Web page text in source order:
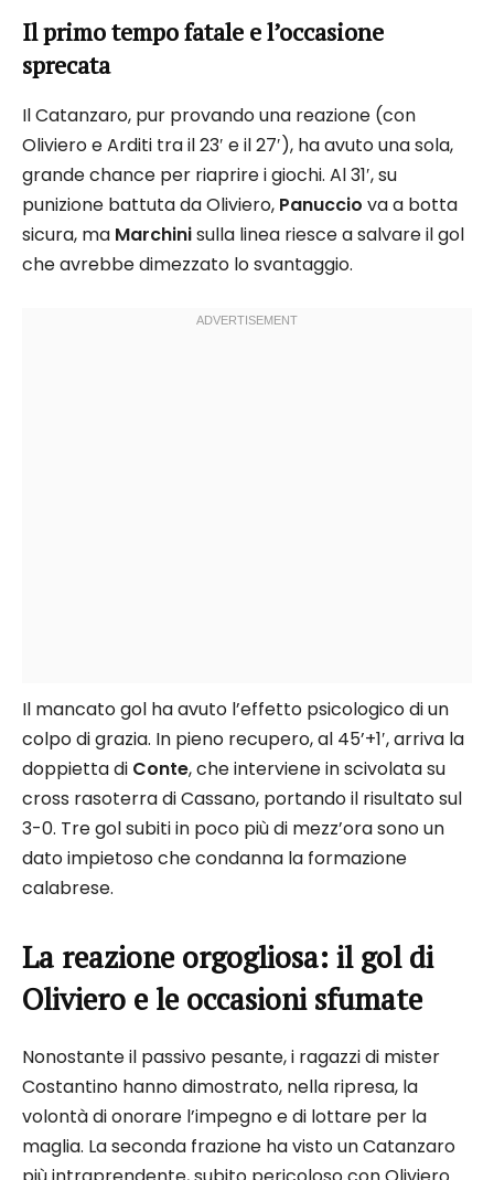
Il primo tempo fatale e l’occasione
sprecata
Il Catanzaro, pur provando una reazione (con
Oliviero e Arditi tra il 23′ e il 27′), ha avuto una sola,
grande chance per riaprire i giochi. Al 31′, su
punizione battuta da Oliviero, Panuccio va a botta
sicura, ma Marchinisulla linea riesce a salvare il gol
che avrebbe dimezzato lo svantaggio.
Il mancato gol ha avuto l’effetto psicologico di un
colpo di grazia. In pieno recupero, al 45’+1′, arriva la
doppietta di Conte, che interviene in scivolata su
cross rasoterra di Cassano, portando il risultato sul
3-0. Tre gol subiti in poco più di mezz’ora sono un
dato impietoso che condanna la formazione
calabrese.
La reazione orgogliosa: il gol di
Oliviero e le occasioni sfumate
Nonostante il passivo pesante, i ragazzi di mister
Costantino hanno dimostrato, nella ripresa, la
volontà di onorare l’impegno e di lottare per la
maglia. La seconda frazione ha visto un Catanzaro